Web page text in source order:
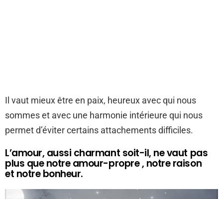
Il vaut mieux être en paix, heureux avec qui nous
sommes et avec une harmonie intérieure qui nous
permet d’éviter certains attachements difficiles.
L’amour, aussi charmant soit-il, ne vaut pas
plus que notre amour-propre , notre raison
et notre bonheur.